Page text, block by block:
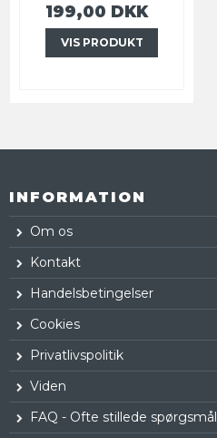
199,00 DKK
VIS PRODUKT
INFORMATION
Om os
Kontakt
Handelsbetingelser
Cookies
Privatlivspolitik
Viden
FAQ - Ofte stillede spørgsmål